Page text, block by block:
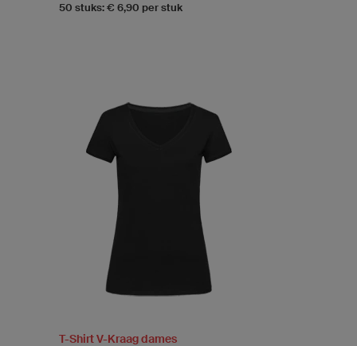
50 stuks: € 6,90 per stuk
T-Shirt V-Kraag dames